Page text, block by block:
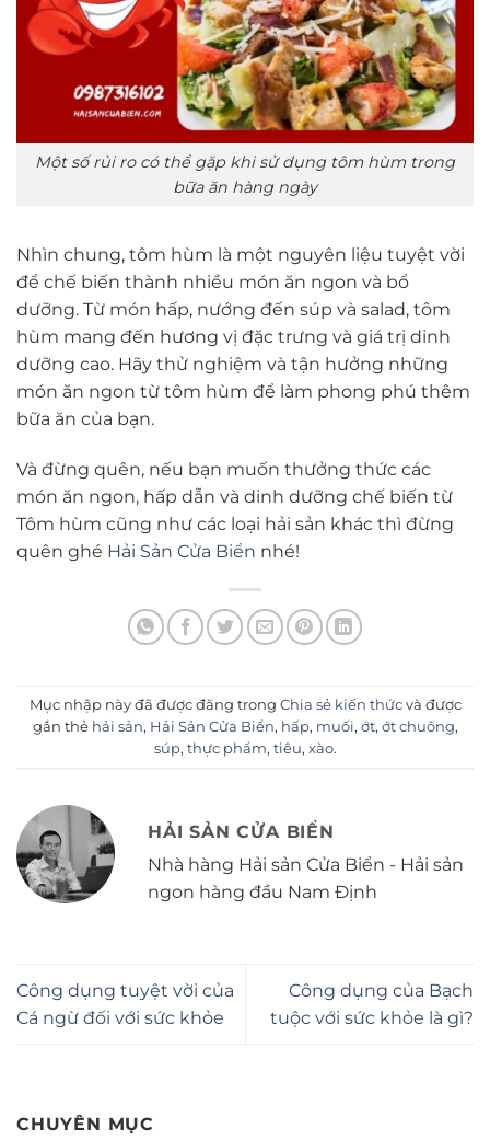
Một số rủi ro có thể gặp khi sử dụng tôm hùm trong
bữa ăn hàng ngày
Nhìn chung, tôm hùm là một nguyên liệu tuyệt vời
để chế biến thành nhiều món ăn ngon và bổ
dưỡng. Từ món hấp, nướng đến súp và salad, tôm
hùm mang đến hương vị đặc trưng và giá trị dinh
dưỡng cao. Hãy thử nghiệm và tận hưởng những
món ăn ngon từ tôm hùm để làm phong phú thêm
bữa ăn của bạn.
Và đừng quên, nếu bạn muốn thưởng thức các
món ăn ngon, hấp dẫn và dinh dưỡng chế biến từ
Tôm hùm cũng như các loại hải sản khác thì đừng
quên ghé Hải Sản Cửa Biển nhé!
Mục nhập này đã được đăng trong Chia sẻ kiến thứcvà được
gắn thẻ hải sản, Hải Sản Cửa Biển, hấp, muối, ớt, ớt chuông,
súp, thực phẩm, tiêu, xào.
HẢI SẢN CỬA BIỂN
Nhà hàng Hải sản Cửa Biển - Hải sản
ngon hàng đầu Nam Định
Công dụng tuyệt vời của
Cá ngừ đối với sức khỏe
Công dụng của Bạch
tuộc với sức khỏe là gì?
CHUYÊN MỤC